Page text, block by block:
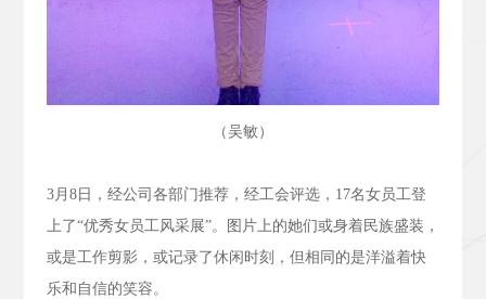
（吴敏）
3月 8日，经公司各部门推荐，经工会评选， 17名女员工登
上了“优秀女员工风采展”。图片上的她们或身着民族盛装，
或是工作剪影，或记录了休闲时刻，但相同的是洋溢着快
乐和自信的笑容。